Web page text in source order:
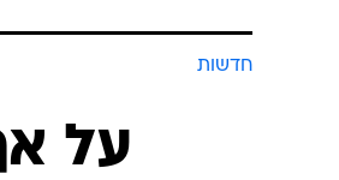
חדשות
על